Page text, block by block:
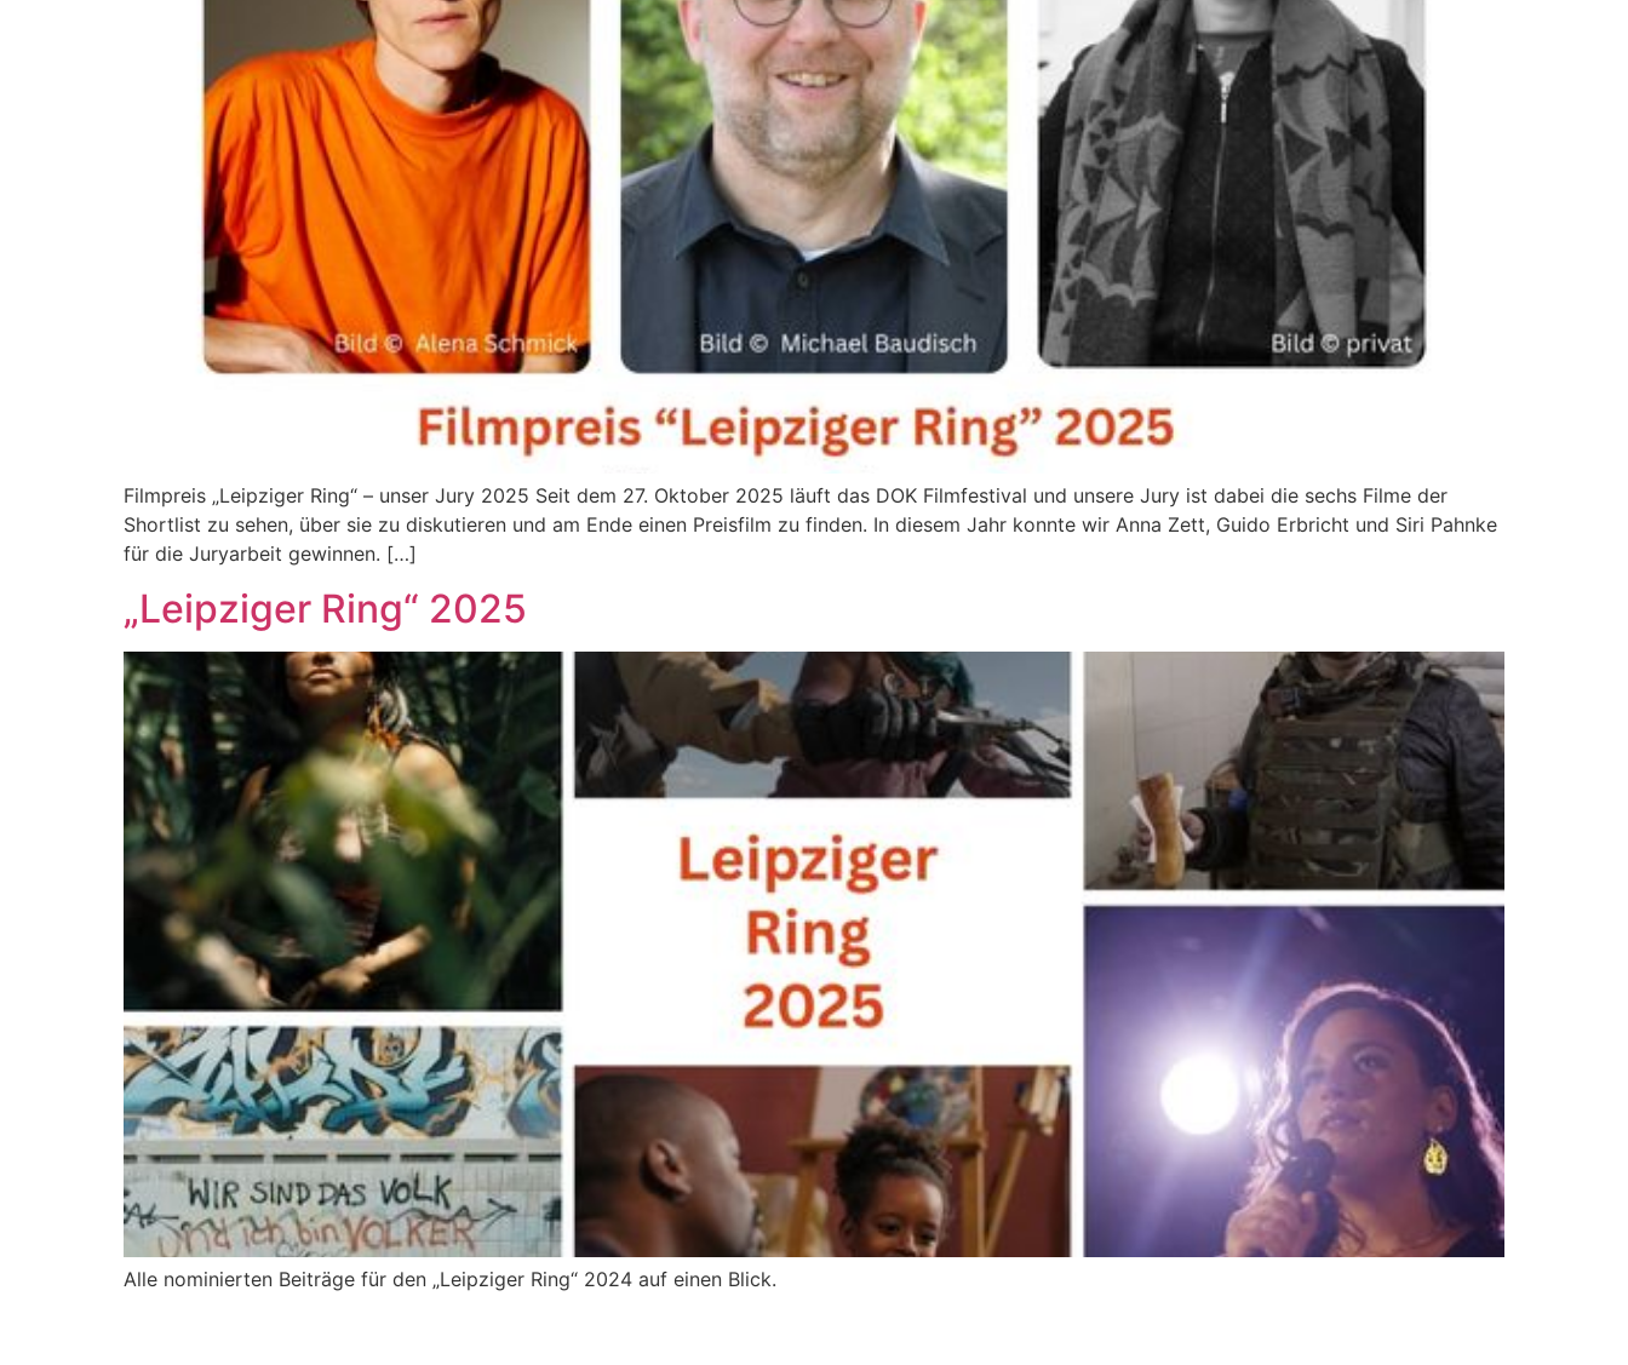
Filmpreis „Leipziger Ring“ – unser Jury 2025 Seit dem 27. Oktober 2025 läuft das DOK Filmfestival und unsere Jury ist dabei die sechs Filme der
Shortlist zu sehen, über sie zu diskutieren und am Ende einen Preisfilm zu finden. In diesem Jahr konnte wir Anna Zett, Guido Erbricht und Siri Pahnke
für die Juryarbeit gewinnen. […]
„Leipziger Ring“ 2025
Alle nominierten Beiträge für den „Leipziger Ring“ 2024 auf einen Blick.